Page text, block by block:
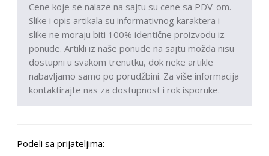
Cene koje se nalaze na sajtu su cene sa PDV-om.
Slike i opis artikala su informativnog karaktera i
slike ne moraju biti 100% identične proizvodu iz
ponude. Artikli iz naše ponude na sajtu možda nisu
dostupni u svakom trenutku, dok neke artikle
nabavljamo samo po porudžbini. Za više informacija
kontaktirajte nas za dostupnost i rok isporuke.
Podeli sa prijateljima: